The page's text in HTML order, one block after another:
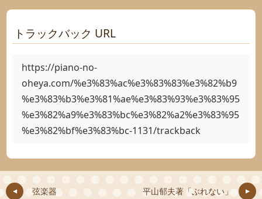
トラックバック URL
https://piano-no-
oheya.com/%e3%83%ac%e3%83%83%e3%82%b9
%e3%83%b3%e3%81%ae%e3%83%93%e3%83%95
%e3%82%a9%e3%83%bc%e3%82%a2%e3%83%95
%e3%82%bf%e3%83%bc-1131/trackback
弦楽器 平山郁夫著「ぶれない」